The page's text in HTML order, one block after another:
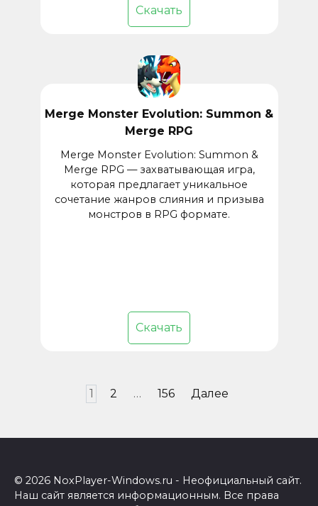
Скачать
Merge Monster Evolution: Summon &
Merge RPG
Merge Monster Evolution: Summon &
Merge RPG — захватывающая игра,
которая предлагает уникальное
сочетание жанров слияния и призыва
монстров в RPG формате.
Скачать
1 2 … 156 Далее
© 2026 NoxPlayer-Windows.ru - Неофициальный сайт.
Наш сайт является информационным. Все права